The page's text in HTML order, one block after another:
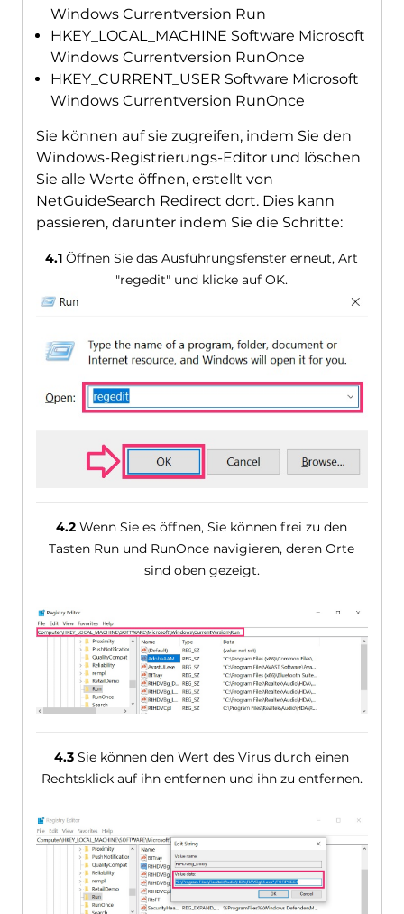
Windows Currentversion Run
HKEY_LOCAL_MACHINE Software Microsoft
Windows Currentversion RunOnce
HKEY_CURRENT_USER Software Microsoft
Windows Currentversion RunOnce
Sie können auf sie zugreifen, indem Sie den
Windows-Registrierungs-Editor und löschen
Sie alle Werte öffnen, erstellt von
NetGuideSearch Redirect dort. Dies kann
passieren, darunter indem Sie die Schritte:
4.1 Öffnen Sie das Ausführungsfenster erneut, Art
"regedit" und klicke auf OK.
4.2 Wenn Sie es öffnen, Sie können frei zu den
Tasten Run und RunOnce navigieren, deren Orte
sind oben gezeigt.
4.3 Sie können den Wert des Virus durch einen
Rechtsklick auf ihn entfernen und ihn zu entfernen.